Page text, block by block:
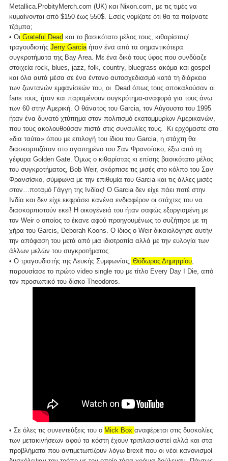
Metallica.ProbityMerch.com (UK) και Nixon.com, με τις τιμές να
κυμαίνονται από $150 έως 550$. Εσείς νομίζατε ότι θα τα παίρνατε
τζάμπα;
• Οι Grateful Dead και το βασικότατο μέλος τους, κιθαρίστας/
τραγουδιστής Jerry Garciaήταν ένα από τα σημαντικότερα
συγκροτήματα της Bay Area. Με ένα δικό τους ύφος που συνδύαζε
στοιχεία rock, blues, jazz, folk, country, bluegrass ακόμα και gospel
και όλα αυτά μέσα σε ένα έντονο αυτοσχεδιασμό κατά τη διάρκεια
των ζωντανών εμφανίσεών του, οι Dead όπως τους αποκαλούσαν οι
fans τους, ήταν και παραμένουν συγκρότημα-αναφορά για τους άνω
των 60 στην Αμερική. Ο θάνατος του Garcia, τον Αύγουστο του 1995
ήταν ένα δυνατό χτύπημα στον πολιτισμό εκατομμυρίων Αμερικανών,
που τους ακολουθούσαν πιστά στις συναυλίες τους. Κι ερχόμαστε στο
«δια ταύτα» όπου με επιλογή του ίδιου του Garcia, η στάχτη θα
διασκορπιζόταν στο αγαπημένο του Σαν Φρανσίσκο, έξω από τη
γέφυρα Golden Gate. Όμως ο κιθαρίστας κι επίσης βασικότατο μέλος
του συγκροτήματος, Bob Weir, σκόρπισε τις μισές στο κόλπο του Σαν
Φρανσίσκο, σύμφωνα με την επιθυμία του Garcia και τις άλλες μισές
στον…ποταμό Γάγγη της Ινδίας! Ο Garcia δεν είχε πάει ποτέ στην
Ινδία και δεν είχε εκφράσει κανένα ενδιαφέρον οι στάχτες του να
διασκορπιστούν εκεί! Η οικογένειά του ήταν σαφώς εξοργισμένη με
τον Weir ο οποίος το έκανε αφού προηγουμένως το συζήτησε με τη
χήρα του Garcis, Deborah Koons. Ο ίδιος ο Weir δικαιολόγησε αυτήν
την απόφαση του μετά από μια ιδιοτροπία αλλά με την ευλογία των
άλλων μελών του συγκροτήματος.
• Ο τραγουδιστής της Λευκής Συμφωνίας, Θόδωρος Δημητρίου,
παρουσίασε το πρώτο video single του με τίτλο Every Day I Die, από
τον προσωπικό του δίσκο Theodoros.
• Σε όλες τις συνεντεύξεις του ο Mick Box αναφέρεται στις δυσκολίες
των μετακινήσεων αφού τα κόστη έχουν τριπλασιαστεί αλλά και στα
προβλήματα που αντιμετωπίζουν λόγω brexit που οι νέοι κανονισμοί